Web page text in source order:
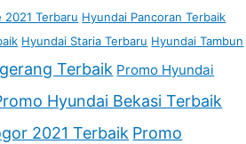
2021 Terbaru Hyundai Pancoran Terbaik
Hyundai Staria Terbaru Hyundai Tambun
Terbaik Promo Hyundai
Hyundai Bekasi Terbaik
2021 Terbaik Promo